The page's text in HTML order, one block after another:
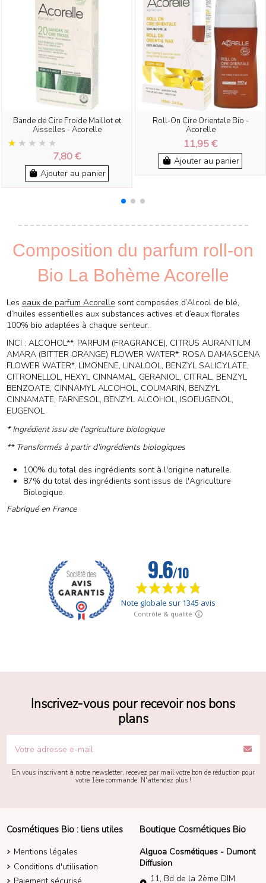
Bande de Cire Froide Maillot et
Aisselles - Acorelle
7,80 €
Ajouter au panier
Roll-On Cire Orientale Bio -
Acorelle
11,95 €
Ajouter au panier
Composition du parfum roll-on
Bio La Bohème Acorelle
Les eaux de parfum Acorelle sont composées d’Alcool de blé,
d’huiles essentielles aux substances actives et d’eaux florales
100% bio adaptées à chaque senteur.
INCI : ALCOHOL**, PARFUM (FRAGRANCE), CITRUS AURANTIUM
AMARA (BITTER ORANGE) FLOWER WATER*, ROSA DAMASCENA
FLOWER WATER*, LIMONENE, LINALOOL, BENZYL SALICYLATE,
CITRONELLOL, HEXYL CINNAMAL, GERANIOL, CITRAL, BENZYL
BENZOATE, CINNAMYL ALCOHOL, COUMARIN, BENZYL
CINNAMATE, FARNESOL, BENZYL ALCOHOL, ISOEUGENOL,
EUGENOL
* Ingrédient issu de l'agriculture biologique
** Transformés à partir d'ingrédients biologiques
100% du total des ingrédients sont à l'origine naturelle.
87% du total des ingrédients sont issus de l'Agriculture
Biologique.
Fabriqué en France
Inscrivez-vous pour recevoir nos bons
plans
En vous inscrivant à notre newsletter, recevez par mail votre bon de réduction pour
votre 1ère commande. N'attendez plus !
Cosmétiques Bio : liens utiles
Mentions légales
Conditions d'utilisation
Boutique Cosmétiques Bio
Alguoa Cosmétiques - Dumont
Diffusion
11, Bd de la 2ème DIM